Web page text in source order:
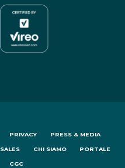
PRIVACY PRESS & MEDIA
SALES CHI SIAMO PORTALE
CGC